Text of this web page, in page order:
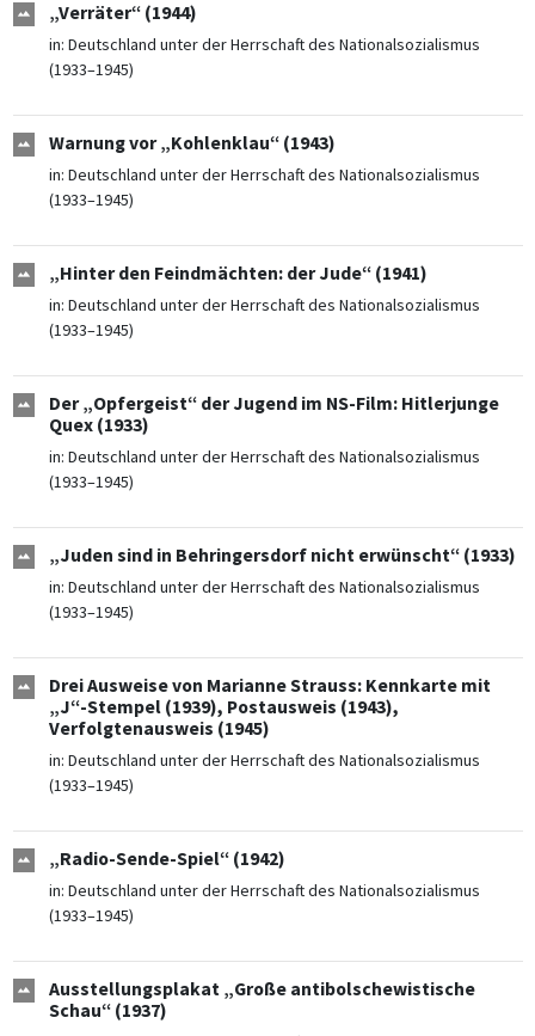
„Verräter“ (1944)
in: Deutschland unter der Herrschaft des Nationalsozialismus
(1933–1945)
Warnung vor „Kohlenklau“ (1943)
in: Deutschland unter der Herrschaft des Nationalsozialismus
(1933–1945)
„Hinter den Feindmächten: der Jude“ (1941)
in: Deutschland unter der Herrschaft des Nationalsozialismus
(1933–1945)
Der „Opfergeist“ der Jugend im NS-Film: Hitlerjunge
Quex (1933)
in: Deutschland unter der Herrschaft des Nationalsozialismus
(1933–1945)
„Juden sind in Behringersdorf nicht erwünscht“ (1933)
in: Deutschland unter der Herrschaft des Nationalsozialismus
(1933–1945)
Drei Ausweise von Marianne Strauss: Kennkarte mit
„J“-Stempel (1939), Postausweis (1943),
Verfolgtenausweis (1945)
in: Deutschland unter der Herrschaft des Nationalsozialismus
(1933–1945)
„Radio-Sende-Spiel“ (1942)
in: Deutschland unter der Herrschaft des Nationalsozialismus
(1933–1945)
Ausstellungsplakat „Große antibolschewistische
Schau“ (1937)